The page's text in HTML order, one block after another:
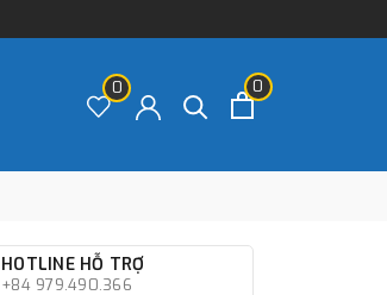
0 0
HOTLINE HỖ TRỢ
+84 979.490.366